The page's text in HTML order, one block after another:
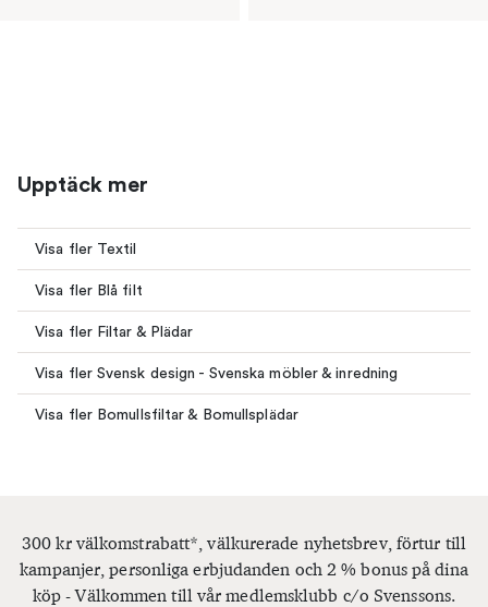
Upptäck mer
Visa fler Textil
Visa fler Blå filt
Visa fler Filtar & Plädar
Visa fler Svensk design - Svenska möbler & inredning
Visa fler Bomullsfiltar & Bomullsplädar
300 kr välkomstrabatt*, välkurerade nyhetsbrev, förtur till
kampanjer, personliga erbjudanden och 2 % bonus på dina
köp - Välkommen till vår medlemsklubb c/o Svenssons.